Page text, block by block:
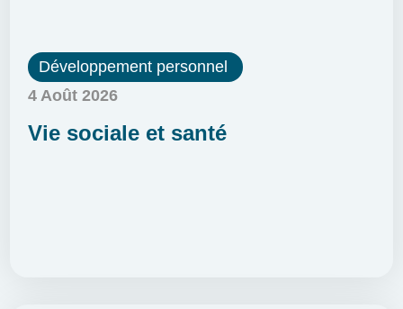
Développement personnel
4 Août 2026
Vie sociale et santé